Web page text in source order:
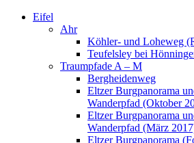
Eifel
Ahr
Köhler- und Loheweg
Teufelsley bei
Traumpfade A – M
Bergheidenweg
Eltzer Burgpanorama
Wanderpfad (Oktober
Eltzer Burgpanorama
Wanderpfad (März
Eltzer Burgpanorama